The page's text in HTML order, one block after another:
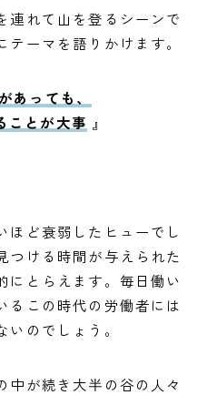
連れて山を登るシーンで
ーマを語りかけます。
あっても、
ことが大事 』
ほど衰弱したヒューでし
つける時間が与えられた
にとらえます。毎日働い
るこの時代の労働者には
のでしょう。
中が続き大半の谷の人々